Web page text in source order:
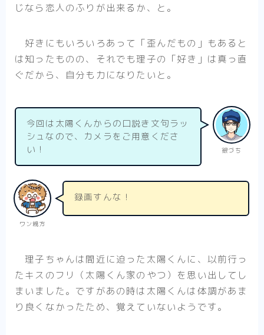
じなら恋人のふりが出来るか、と。
好きにもいろいろあって「歪んだもの」もあると
は知ったものの、それでも理子の「好き」は真っ直
ぐだから、自分も力になりたいと。
銀づち
今回は太陽くんからの口説き文句ラッ
シュなので、カメラをご用意くださ
い！
ワン親方
録画すんな！
理子ちゃんは間近に迫った太陽くんに、以前行っ
たキスのフリ（太陽くん家のやつ）を思い出してし
まいました。ですがあの時は太陽くんは体調があま
り良くなかったため、覚えていないようです。